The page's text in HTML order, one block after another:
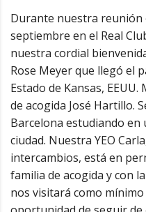
Durante nuestra reunión
septiembre en el Real
nuestra cordial
Rose Meyer que llegó el
Estado de Kansas,
de acogida José Hartillo.
Barcelona estudiando
ciudad. Nuestra YEO
intercambios, está en
familia de acogida y con
nos visitará como